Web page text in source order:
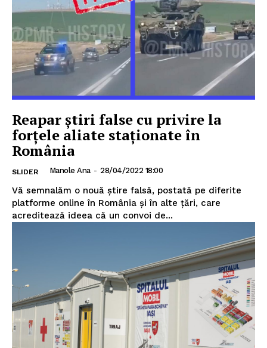
Reapar știri false cu privire la
forțele aliate staționate în
România
SLIDER Manole Ana - 28/04/2022 18:00
Vă semnalăm o nouă știre falsă, postată pe diferite
platforme online în România și în alte țări, care
acreditează ideea că un convoi de...